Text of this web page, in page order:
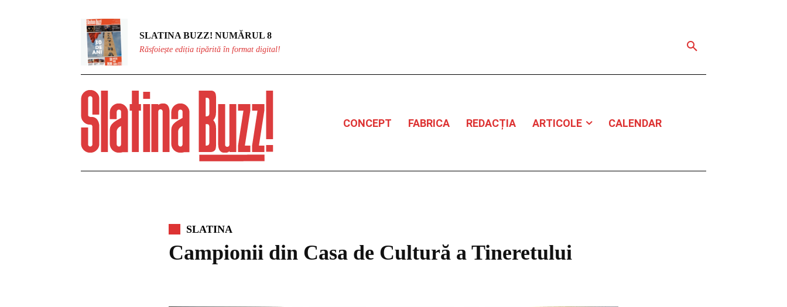
SLATINA BUZZ! NUMĂRUL 8
Răsfoiește ediția tipărită în format digital!
CONCEPT FABRICA REDACȚIA ARTICOLE CALENDAR
SLATINA
Campionii din Casa de Cultură a Tineretului